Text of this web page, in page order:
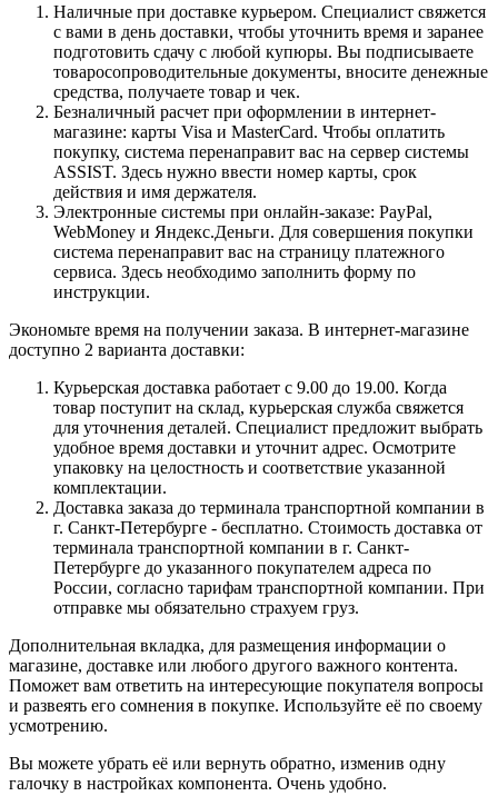
Наличные при доставке курьером. Специалист свяжется
с вами в день доставки, чтобы уточнить время и заранее
подготовить сдачу с любой купюры. Вы подписываете
товаросопроводительные документы, вносите денежные
средства, получаете товар и чек.
Безналичный расчет при оформлении в интернет-
магазине: карты Visa и MasterCard. Чтобы оплатить
покупку, система перенаправит вас на сервер системы
ASSIST. Здесь нужно ввести номер карты, срок
действия и имя держателя.
Электронные системы при онлайн-заказе: PayPal,
WebMoney и Яндекс.Деньги. Для совершения покупки
система перенаправит вас на страницу платежного
сервиса. Здесь необходимо заполнить форму по
инструкции.
Экономьте время на получении заказа. В интернет-магазине
доступно 2 варианта доставки:
Курьерская доставка работает с 9.00 до 19.00. Когда
товар поступит на склад, курьерская служба свяжется
для уточнения деталей. Специалист предложит выбрать
удобное время доставки и уточнит адрес. Осмотрите
упаковку на целостность и соответствие указанной
комплектации.
Доставка заказа до терминала транспортной компании в
г. Санкт-Петербурге - бесплатно. Стоимость доставка от
терминала транспортной компании в г. Санкт-
Петербурге до указанного покупателем адреса по
России, согласно тарифам транспортной компании. При
отправке мы обязательно страхуем груз.
Дополнительная вкладка, для размещения информации о
магазине, доставке или любого другого важного контента.
Поможет вам ответить на интересующие покупателя вопросы
и развеять его сомнения в покупке. Используйте её по своему
усмотрению.
Вы можете убрать её или вернуть обратно, изменив одну
галочку в настройках компонента. Очень удобно.